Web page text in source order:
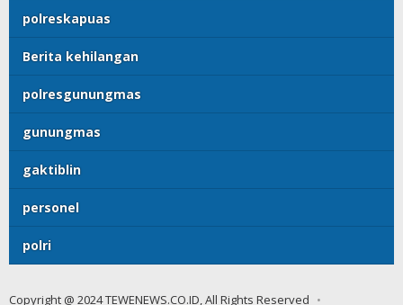
polreskapuas
Berita kehilangan
polresgunungmas
gunungmas
gaktiblin
personel
polri
Copyright @ 2024 TEWENEWS.CO.ID, All Rights Reserved